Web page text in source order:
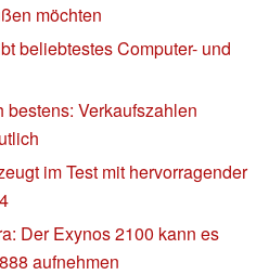
möchten
beliebtestes Computer- und
Verkaufszahlen
im Test mit hervorragender
Der Exynos 2100 kann es
aufnehmen